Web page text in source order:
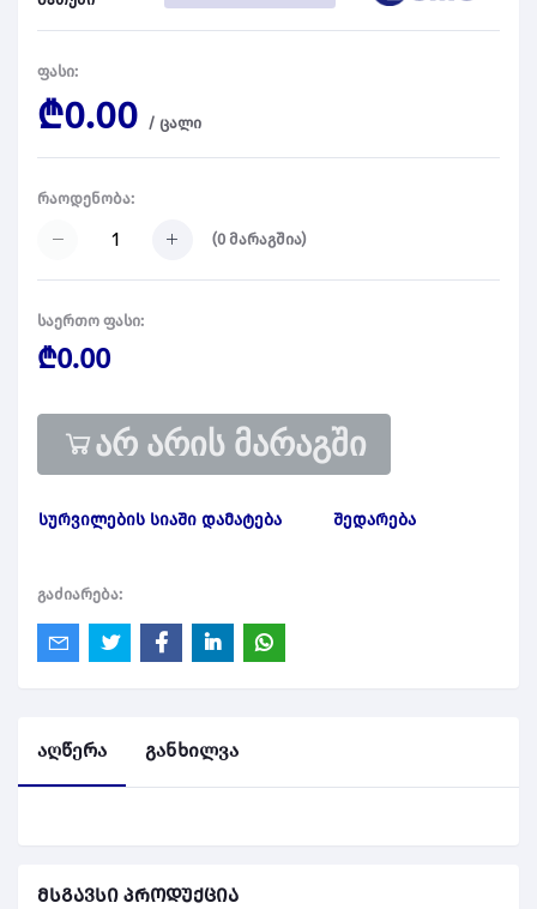
ფასი:
₾0.00 / ცალი
რაოდენობა:
(0 მარაგშია)
საერთო ფასი:
₾0.00
არ არის მარაგში
სურვილების სიაში დამატება შედარება
გაძიარება:
აღწერა განხილვა
მსგავსი პროდუქცია